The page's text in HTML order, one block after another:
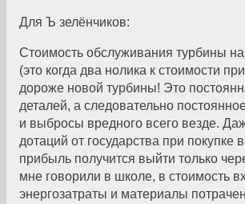
Для Ъ зелёнчиков:
Стоимость обслуживания турбины
(это когда два нолика к стоимости
дороже новой турбины! Это
деталей, а следовательно
и выбросы вредного всего везде.
дотаций от государства при покупке
прибыль получится выйти только
мне говорили в школе, в стоимость
энергозатраты и материалы